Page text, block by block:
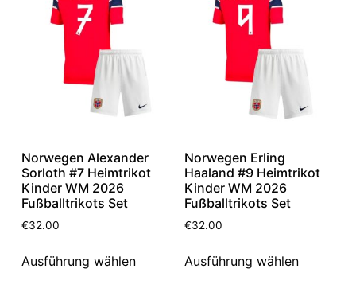
Norwegen Alexander
Sorloth #7 Heimtrikot
Kinder WM 2026
Fußballtrikots Set
€32.00
Ausführung wählen
Norwegen Erling
Haaland #9 Heimtrikot
Kinder WM 2026
Fußballtrikots Set
€32.00
Ausführung wählen